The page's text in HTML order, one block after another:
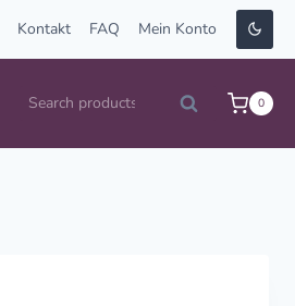
Kontakt FAQ Mein Konto
Suche
Search 0